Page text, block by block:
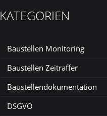
KATEGORIEN
Baustellen Monitoring
Baustellen Zeitraffer
Baustellendokumentation
DSGVO